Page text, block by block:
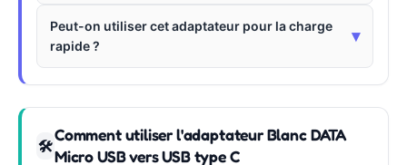
Peut-on utiliser cet adaptateur pour la charge
rapide ?
▾
🛠
Comment utiliser l'adaptateur Blanc DATA
Micro USB vers USB type C